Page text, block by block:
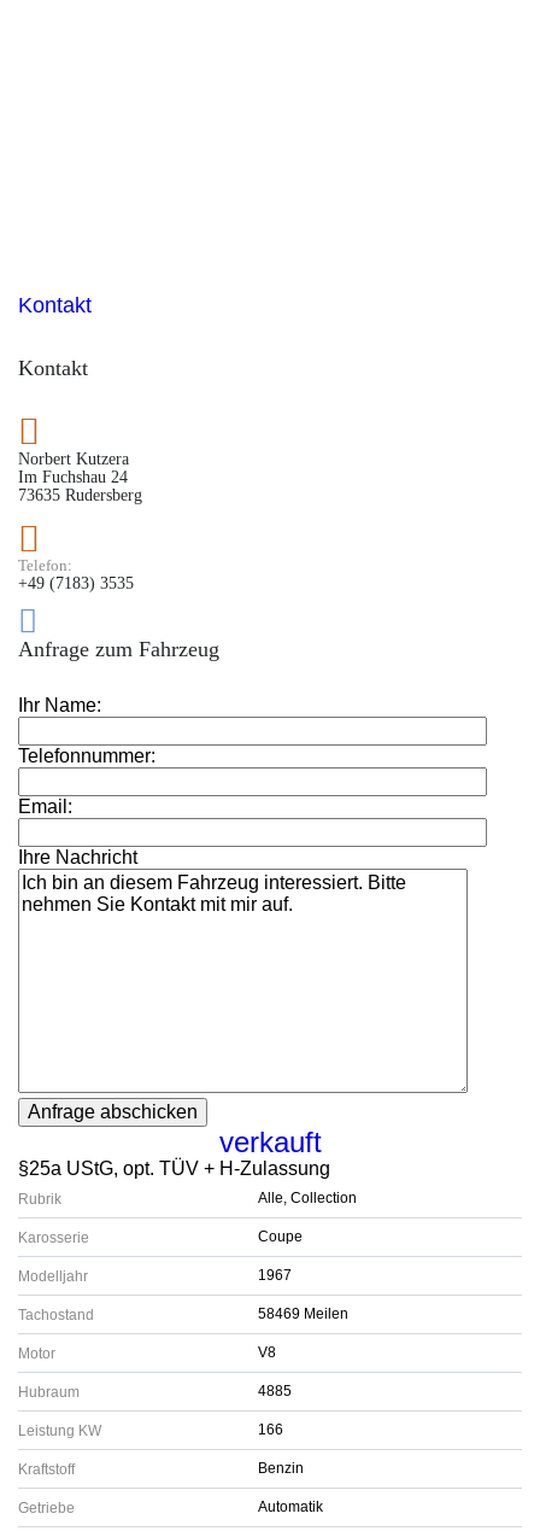
Kontakt
Kontakt
Norbert Kutzera
Im Fuchshau 24
73635 Rudersberg
Telefon:
+49 (7183) 3535
Anfrage zum Fahrzeug
Ihr Name:
Telefonnummer:
Email:
Ihre Nachricht
verkauft
§25a UStG, opt. TÜV + H-Zulassung
Rubrik Alle, Collection
Karosserie Coupe
Modelljahr 1967
Tachostand 58469 Meilen
Motor V8
Hubraum 4885
Leistung KW 166
Kraftstoff Benzin
Getriebe Automatik